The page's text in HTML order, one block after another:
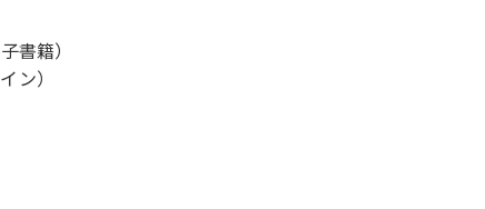
書籍）
ン）